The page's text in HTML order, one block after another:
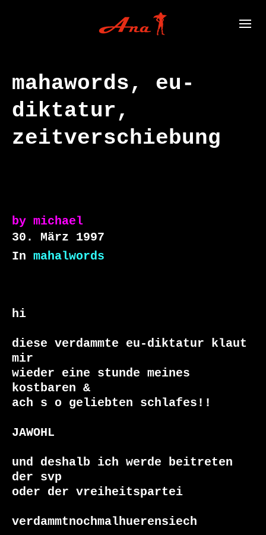
mahawords, eu-
diktatur,
zeitverschiebung
by michael
30. März 1997
In mahalwords
hi
diese verdammte eu-diktatur klaut
mir
wieder eine stunde meines
kostbaren &
ach s o geliebten schlafes!!
JAWOHL
und deshalb ich werde beitreten
der svp
oder der vreiheitspartei
verdammtnochmalhuerensiech